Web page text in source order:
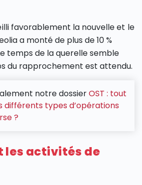
favorablement la nouvelle et le
a monté de plus de 10 %
temps de la querelle semble
du rapprochement est attendu.
notre dossierOST : tout
différents types d’opérations
?
les activités de